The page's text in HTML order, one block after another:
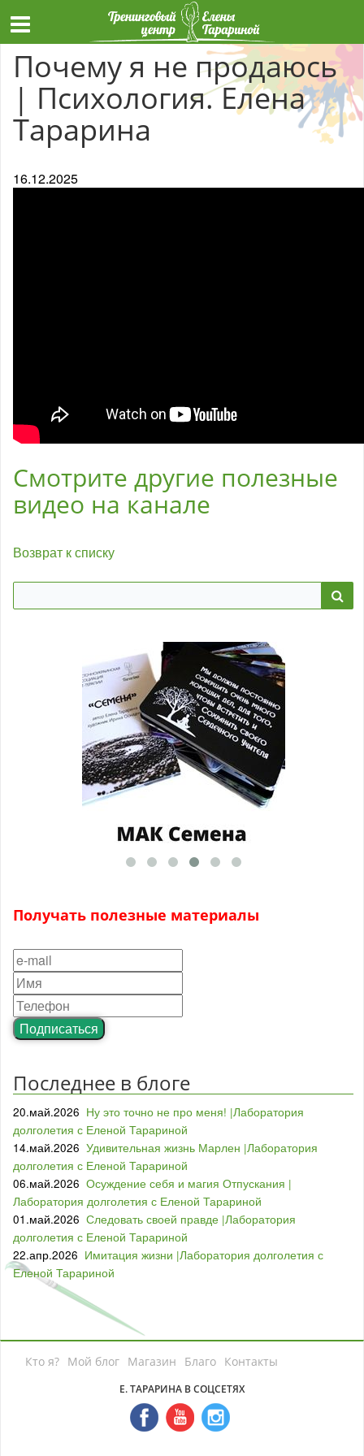
Почему я не продаюсь
| Психология. Елена
Тарарина
16.12.2025
Смотрите другие полезные
видео на канале
Возврат к списку
Получать полезные материалы
Подписаться
Последнее в блоге
20.май.2026 Ну это точно не про меня! |Лаборатория
долголетия с Еленой Тарариной
14.май.2026 Удивительная жизнь Марлен |Лаборатория
долголетия с Еленой Тарариной
06.май.2026 Осуждение себя и магия Отпускания |
Лаборатория долголетия с Еленой Тарариной
01.май.2026 Следовать своей правде |Лаборатория
долголетия с Еленой Тарариной
22.апр.2026 Имитация жизни |Лаборатория долголетия с
Еленой Тарариной
Кто я? Мой блог Магазин Благо Контакты
Е. ТАРАРИНА В СОЦСЕТЯХ